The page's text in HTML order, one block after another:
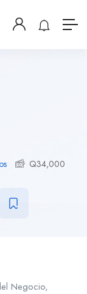
Q34,000
Negocio,